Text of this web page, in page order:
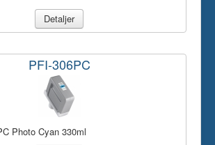
Detaljer
PFI-306PC
Photo Cyan 330ml